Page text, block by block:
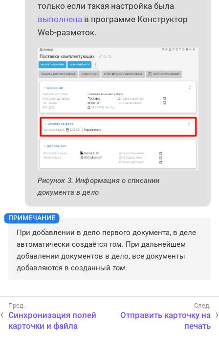
только если такая настройка была
выполнена в программе Конструктор
Web-разметок.
Рисунок 3. Информация о списании
документа в дело
При добавлении в дело первого документа, в деле
автоматически создаётся том. При дальнейшем
добавлении документов в дело, все документы
добавляются в созданный том.
Синхронизация полей
карточки и файла
Отправить карточку на
печать